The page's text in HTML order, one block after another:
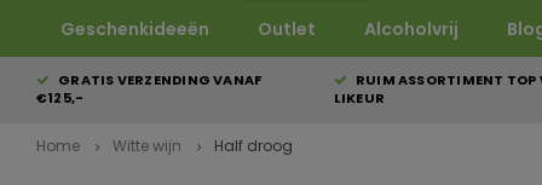
Geschenkideeën Outlet Alcoholvrij
GRATIS VERZENDING VANAF
€125,-
RUIM ASSORTIMENT TOP
LIKEUR
Home Witte wijn Half droog